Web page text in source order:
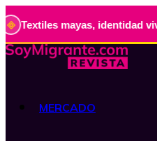
mayas, identidad viva. •
MERCADO